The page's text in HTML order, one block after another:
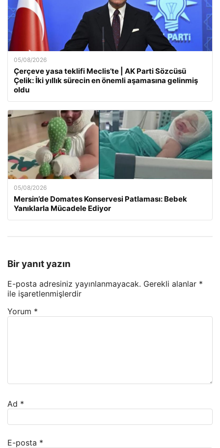
05/08/2026
Çerçeve yasa teklifi Meclis’te | AK Parti Sözcüsü
Çelik: İki yıllık sürecin en önemli aşamasına gelinmiş
oldu
05/08/2026
Mersin’de Domates Konservesi Patlaması: Bebek
Yanıklarla Mücadele Ediyor
Bir yanıt yazın
E-posta adresiniz yayınlanmayacak. Gerekli alanlar *
ile işaretlenmişlerdir
Yorum *
Ad *
E-posta *